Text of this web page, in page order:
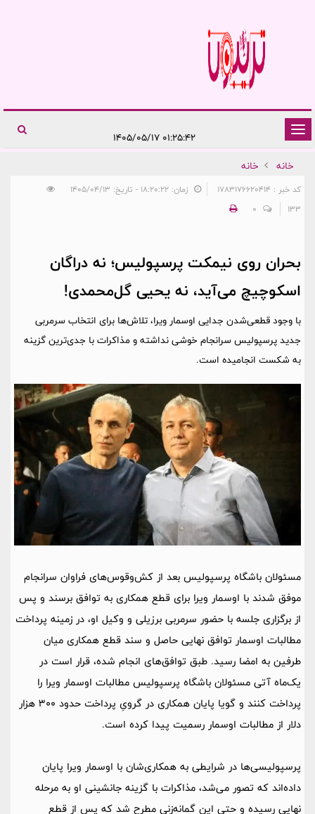
تغییر
وضعیت
ناوبری
خانه
خانه
کد خبر : 1783176620414
زمان: ۱۸:۲۰:۲۲ - تاریخ: ۱۴۰۵/۰۴/۱۳
133
0
بحران روی نیمکت پرسپولیس؛ نه دراگان
اسکوچیچ می‌آید، نه یحیی گل‌محمدی!
با وجود قطعی‌شدن جدایی اوسمار ویرا، تلاش‌ها برای انتخاب سرمربی
جدید پرسپولیس سرانجام خوشی نداشته و مذاکرات با جدی‌ترین گزینه
به شکست انجامیده است.
مسئولان باشگاه پرسپولیس بعد از کش‌وقوس‌های فراوان سرانجام
موفق شدند با اوسمار ویرا برای قطع همکاری به توافق برسند و پس
از برگزاری جلسه با حضور سرمربی برزیلی و وکیل او، در زمینه پرداخت
مطالبات اوسمار توافق نهایی حاصل و سند قطع همکاری میان
طرفین به امضا رسید. طبق توافق‌های انجام شده، قرار است در
یک‌ماه آتی مسئولان باشگاه پرسپولیس مطالبات اوسمار ویرا را
پرداخت کنند و گویا پایان همکاری در گرویِ پرداخت حدود 300 هزار
دلار از مطالبات اوسمار رسمیت پیدا کرده است.
پرسپولیسی‌ها در شرایطی به همکاری‌شان با اوسمار ویرا پایان
داده‌اند که تصور می‌شد، مذاکرات با گزینه جانشینی او به مرحله
نهایی رسیده و حتی این گمانه‌زنی مطرح شد که پس از قطع